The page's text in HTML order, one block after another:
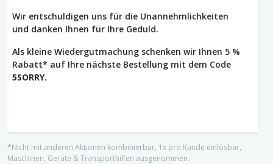
Wir entschuldigen uns für die Unannehmlichkeiten
und danken Ihnen für Ihre Geduld.
Als kleine Wiedergutmachung schenken wir Ihnen 5 %
Rabatt* auf Ihre nächste Bestellung mit dem Code
5SORRY.
*Nicht mit anderen Aktionen kombinierbar, 1x pro Kunde einlösbar,
Maschinen, Geräte & Transporthilfen ausgenommen.